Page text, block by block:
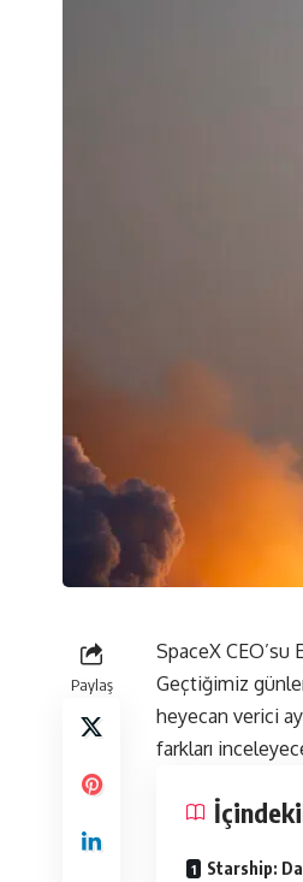
Paylaş
SpaceX CEO’su
Geçtiğimiz
heyecan verici
farkları
Starship: